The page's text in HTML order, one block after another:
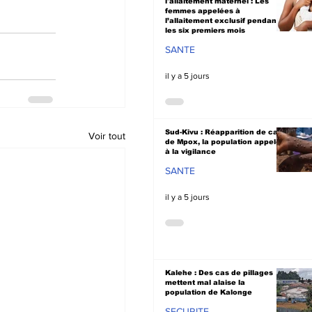
Voir tout
femmes appelées à
l’allaitement exclusif pendant
les six premiers mois
SANTE
il y a 5 jours
Sud-Kivu : Réapparition de cas
de Mpox, la population appelée
à la vigilance
SANTE
il y a 5 jours
Kalehe : Des cas de pillages
mettent mal alaise la
population de Kalonge